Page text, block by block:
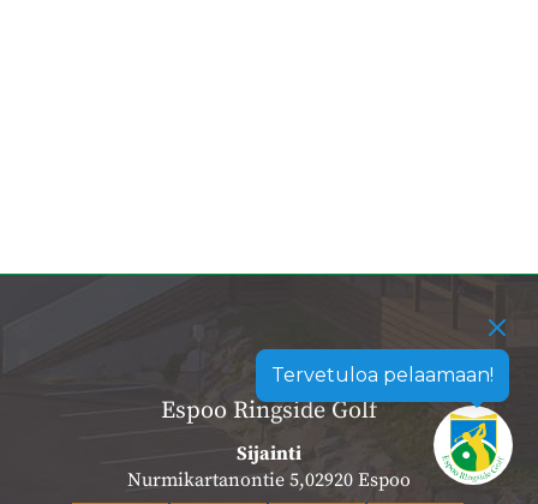
Tervetuloa pelaamaan!
Espoo Ringside Golf
Sijainti
Nurmikartanontie 5,02920 Espoo